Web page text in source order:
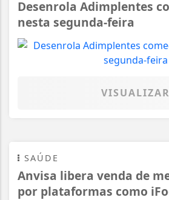
Desenrola Adimplentes
nesta segunda-feira
VISUALIZAR
SAÚDE
Anvisa libera venda de
por plataformas como